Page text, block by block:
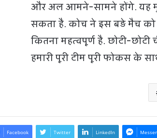
और अल आमने-सामने होंगे. यह
सकता है. कोच ने इस बड़े मैच
कितना महत्वपूर्ण है. छोटी-
हमारी पूरी टीम पूरी फोकस के
Facebook Twitter LinkedIn